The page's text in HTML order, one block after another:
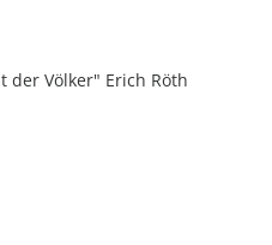
der Völker" Erich Röth